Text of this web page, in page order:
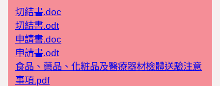
切結書.doc
切結書.odt
申請書.doc
申請書.odt
食品、藥品、化粧品及醫療器材檢體送驗注意
事項.pdf